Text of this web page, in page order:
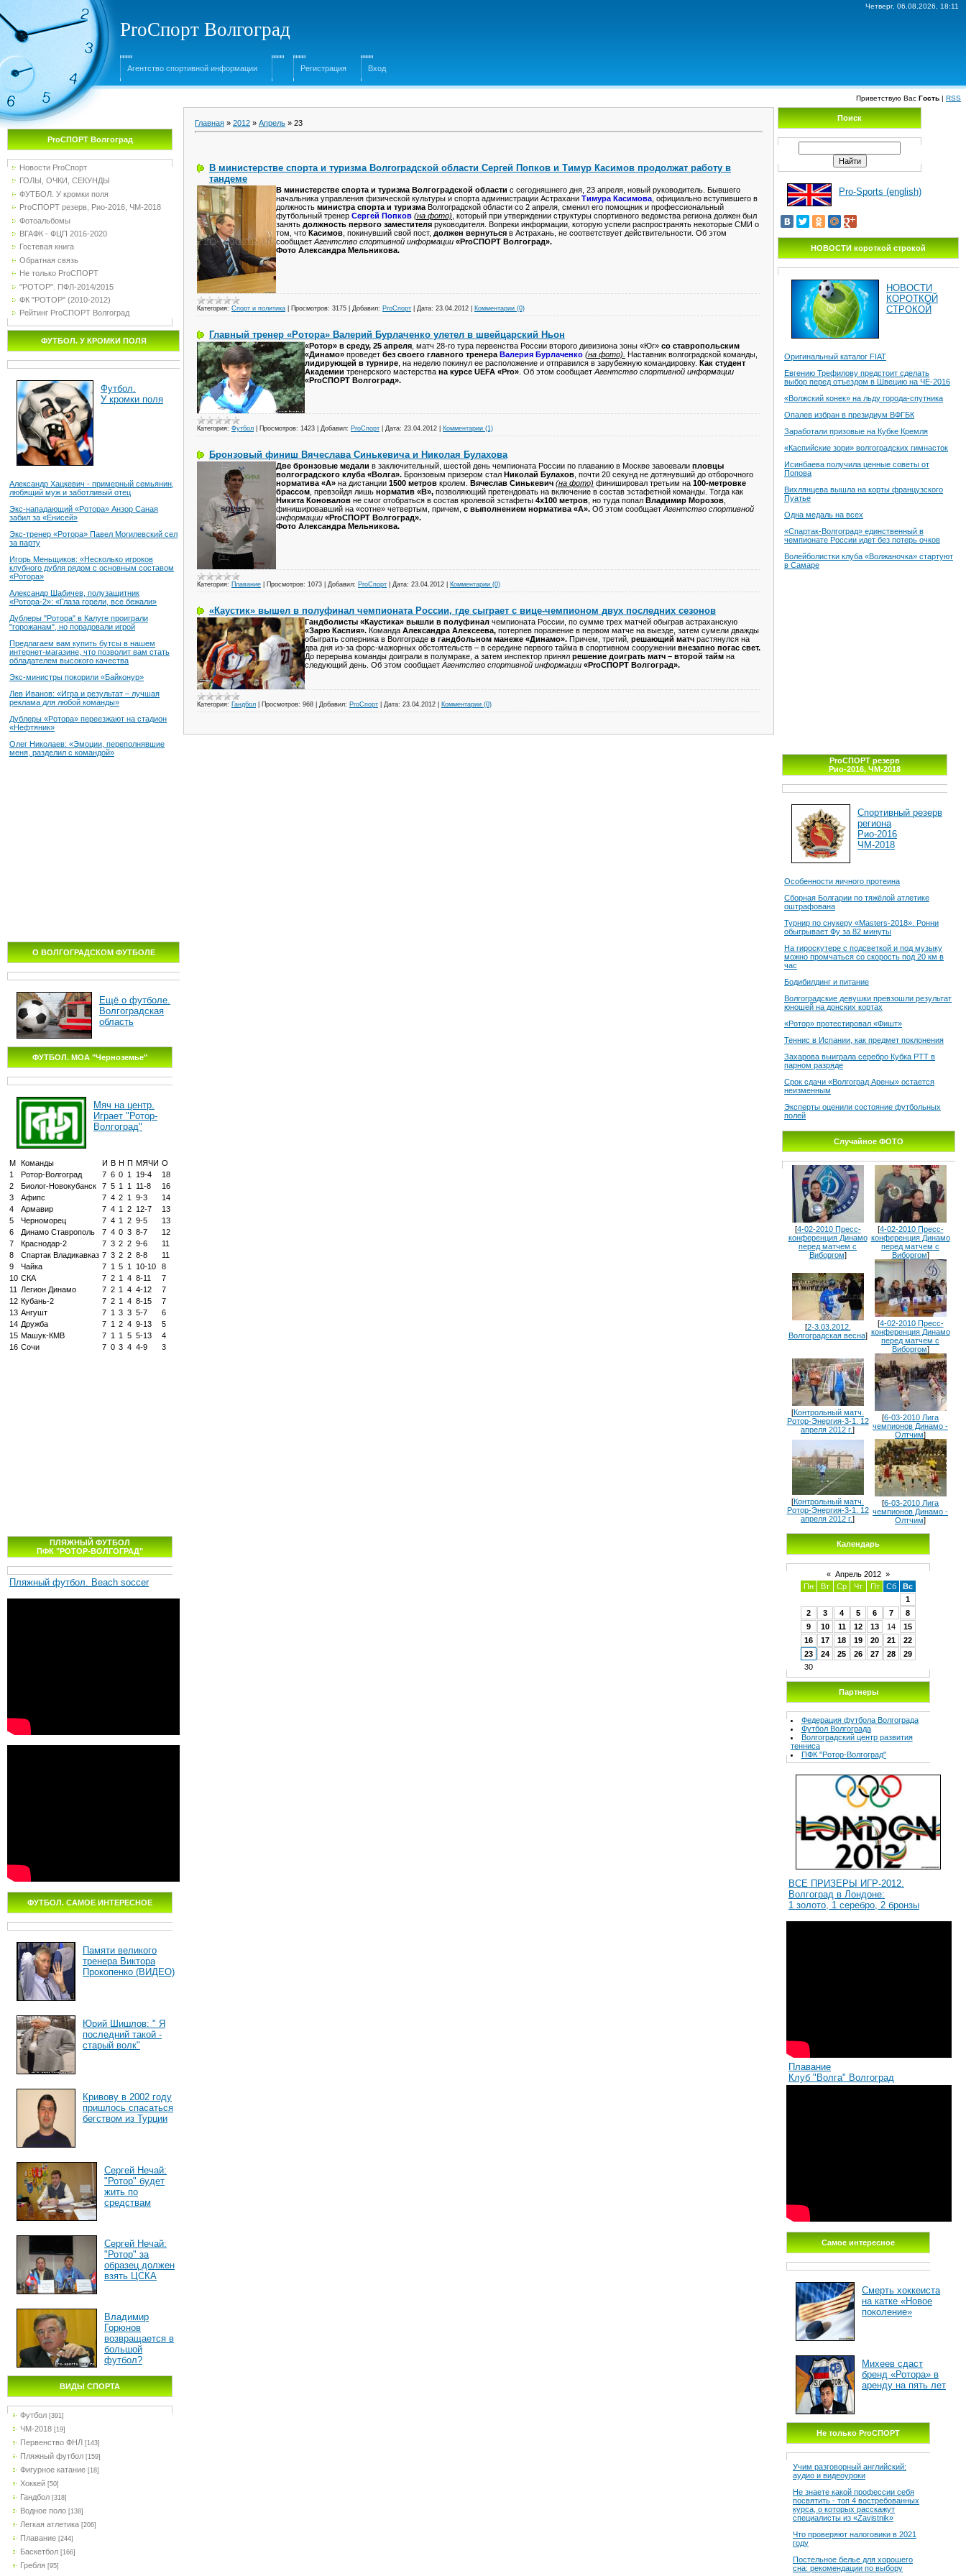
Четверг, 06.08.2026, 18:11
ProСпорт Волгоград
Агентство спортивной информации Регистрация Вход
Приветствую Вас Гость | RSS
ProСПОРТ Волгоград
Новости ProСпорт
ГОЛЫ, ОЧКИ, СЕКУНДЫ
ФУТБОЛ. У кромки поля
ProСПОРТ резерв, Рио-2016, ЧМ-2018
Фотоальбомы
ВГАФК - ФЦП 2016-2020
Гостевая книга
Обратная связь
Не только ProСПОРТ
"РОТОР". ПФЛ-2014/2015
ФК "РОТОР" (2010-2012)
Рейтинг ProСПОРТ Волгоград
ФУТБОЛ. У КРОМКИ ПОЛЯ
Футбол.
У кромки поля
Александр Хацкевич - примерный семьянин,
любящий муж и заботливый отец
Экс-нападающий «Ротора» Анзор Саная
забил за «Енисей»
Экс-тренер «Ротора» Павел Могилевский сел
за парту
Игорь Меньщиков: «Несколько игроков
клубного дубля рядом с основным составом
«Ротора»
Александр Шабичев, полузащитник
«Ротора-2»: «Глаза горели, все бежали»
Дублеры "Ротора" в Калуге проиграли
"горожанам", но порадовали игрой
Предлагаем вам купить бутсы в нашем
интернет-магазине, что позволит вам стать
обладателем высокого качества
Экс-министры покорили «Байконур»
Лев Иванов: «Игра и результат – лучшая
реклама для любой команды»
Дублеры «Ротора» переезжают на стадион
«Нефтяник»
Олег Николаев: «Эмоции, переполнявшие
меня, разделил с командой»
О ВОЛГОГРАДСКОМ ФУТБОЛЕ
Ещё о футболе.
Волгоградская
область
ФУТБОЛ. МОА "Черноземье"
Мяч на центр.
Играет "Ротор-
Волгоград"
М Команды И В Н П МЯЧИ О
1
Ротор-Волгоград 7 6 0 1 19-4
18
2
Биолог-Новокубанск 7 5 1 1 11-8
16
3
Афипс 7 4 2 1 9-3
14
4
Армавир 7 4 1 2 12-7
13
5
Черноморец 7 4 1 2 9-5
13
6
Динамо Ставрополь 7 4 0 3 8-7
12
7
Краснодар-2 7 3 2 2 9-6
11
8
Спартак Владикавказ 7 3 2 2 8-8
11
9
Чайка 7 1 5 1 10-10
8
10 СКА 7 2 1 4 8-11
7
11
Легион Динамо 7 2 1 4 4-12
7
12 Кубань-2 7 2 1 4 8-15
7
13 Ангушт 7 1 3 3 5-7
6
14 Дружба 7 1 2 4 9-13
5
15 Машук-КМВ 7 1 1 5 5-13
4
16 Сочи 7 0 3 4 4-9 3
ПЛЯЖНЫЙ ФУТБОЛ
ПФК "РОТОР-ВОЛГОГРАД"
Пляжный футбол. Beach soccer
ФУТБОЛ. САМОЕ ИНТЕРЕСНОЕ
Памяти великого
тренера Виктора
Прокопенко (ВИДЕО)
Юрий Шишлов: " Я
последний такой -
старый волк"
Кривову в 2002 году
пришлось спасаться
бегством из Турции
Сергей Нечай:
"Ротор" будет
жить по
средствам
Сергей Нечай:
"Ротор" за
образец должен
взять ЦСКА
Владимир
Горюнов
возвращается в
большой
футбол?
ВИДЫ СПОРТА
Футбол [391]
ЧМ-2018 [19]
Первенство ФНЛ [143]
Пляжный футбол [159]
Фигурное катание [18]
Хоккей [50]
Гандбол [318]
Водное поло [138]
Легкая атлетика [206]
Плавание [244]
Баскетбол [166]
Гребля [95]
Главная » 2012 » Апрель » 23
В министерстве спорта и туризма Волгоградской области Сергей Попков и Тимур Касимов продолжат работу в
тандеме
В министерстве спорта и туризма Волгоградской области с сегодняшнего дня, 23 апреля, новый руководитель. Бывшего
начальника управления физической культуры и спорта администрации Астрахани Тимура Касимова , официально вступившего в
должность министра спорта и туризма Волгоградской области со 2 апреля, сменил его помощник и профессиональный
футбольный тренер Сергей Попков (на фото) , который при утверждении структуры спортивного ведомства региона должен был
занять должность первого заместителя руководителя. Вопреки информации, которую успели распространять некоторые СМИ о
том, что Касимов , покинувший свой пост, должен вернуться в Астрахань, не соответствует действительности. Об этом
сообщает Агентство спортивной информации «ProСПОРТ Волгоград».
Фото Александра Мельникова.
Категория: Спорт и политика Просмотров: 3175 Добавил: ProСпорт Дата: 23.04.2012 Комментарии (0)
Главный тренер «Ротора» Валерий Бурлаченко улетел в швейцарский Ньон
«Ротор» в среду, 25 апреля , матч 28-го тура первенства России второго дивизиона зоны «Юг» со ставропольским
«Динамо» проведет без своего главного тренера Валерия Бурлаченко (на фото). Наставник волгоградской команды,
лидирующей в турнире , на неделю покинул ее расположение и отправился в зарубежную командировку. Как студент
Академии тренерского мастерства на курсе UEFA «Pro» . Об этом сообщает Агентство спортивной информации
«ProСПОРТ Волгоград».
Категория: Футбол Просмотров: 1423 Добавил: ProСпорт Дата: 23.04.2012 Комментарии (1)
Бронзовый финиш Вячеслава Синькевича и Николая Булахова
Две бронзовые медали в заключительный, шестой день чемпионата России по плаванию в Москве завоевали пловцы
волгоградского клуба «Волга». Бронзовым призером стал Николай Булахов , почти 20 секунд не дотянувший до отборочного
норматива «А» на дистанции 1500 метров кролем. Вячеслав Синькевич (на фото) финишировал третьим на 100-метровке
брассом , превзойдя лишь норматив «В», позволяющий претендовать на включение в состав эстафетной команды. Тогда как
Никита Коновалов не смог отобраться в состав кролевой эстафеты 4х100 метров , но туда попал Владимир Морозов
финишировавший на «сотне» четвертым, причем, с выполнением норматива «А». Об этом сообщает Агентство спортивной
информации «ProСПОРТ Волгоград».
Фото Александра Мельникова.
Категория: Плавание Просмотров: 1073 Добавил: ProСпорт Дата: 23.04.2012 Комментарии (0)
«Каустик» вышел в полуфинал чемпионата России, где сыграет с вице-чемпионом двух последних сезонов
Гандболисты «Каустика» вышли в полуфинал чемпионата России, по сумме трех матчей обыграв астраханскую
«Зарю Каспия». Команда Александра Алексеева, потерпев поражение в первом матче на выезде, затем сумели дважды
обыграть соперника в Волгограде в гандбольном манеже «Динамо». Причем, третий, решающий матч растянулся на
два дня из-за форс-мажорных обстоятельств – в середине первого тайма в спортивном сооружении внезапно погас свет.
До перерыва команды доиграли в полумраке, а затем инспектор принял решение доиграть матч – второй тайм на
следующий день. Об этом сообщает Агентство спортивной информации «ProСПОРТ Волгоград».
Категория: Гандбол Просмотров: 968 Добавил: ProСпорт Дата: 23.04.2012 Комментарии (0)
Поиск
Pro-Sports (english)
НОВОСТИ короткой строкой
НОВОСТИ
КОРОТКОЙ
СТРОКОЙ
Оригинальный каталог FIAT
Евгению Трефилову предстоит сделать
выбор перед отъездом в Швецию на ЧЕ-2016
«Волжский конек» на льду города-спутника
Опалев избран в президиум ВФГБК
Заработали призовые на Кубке Кремля
«Каспийские зори» волгоградских гимнасток
Исинбаева получила ценные советы от
Попова
Вихлянцева вышла на корты французского
Пуатье
Одна медаль на всех
«Спартак-Волгоград» единственный в
чемпионате России идет без потерь очков
Волейболистки клуба «Волжаночка» стартуют
в Самаре
ProСПОРТ резерв
Рио-2016, ЧМ-2018
Спортивный резерв
региона
Рио-2016
ЧМ-2018
Особенности яичного протеина
Сборная Болгарии по тяжёлой атлетике
оштрафована
Турнир по снукеру «Masters-2018». Ронни
обыгрывает Фу за 82 минуты
На гироскутере с подсветкой и под музыку
можно промчаться со скорость под 20 км в
час
Бодибилдинг и питание
Волгоградские девушки превзошли результат
юношей на донских кортах
«Ротор» протестировал «Фишт»
Теннис в Испании, как предмет поклонения
Захарова выиграла серебро Кубка РТТ в
парном разряде
Срок сдачи «Волгоград Арены» остается
неизменным
Эксперты оценили состояние футбольных
полей
Случайное ФОТО
[4-02-2010 Пресс-
конференция Динамо
перед матчем с
Виборгом]
[4-02-2010 Пресс-
конференция Динамо
перед матчем с
Виборгом]
[2-3.03.2012.
Волгоградская весна]
[4-02-2010 Пресс-
конференция Динамо
перед матчем с
Виборгом]
[Контрольный матч.
Ротор-Энергия-3-1. 12
апреля 2012 г.]
[6-03-2010 Лига
чемпионов Динамо -
Олтчим]
[Контрольный матч.
Ротор-Энергия-3-1. 12
апреля 2012 г.]
[6-03-2010 Лига
чемпионов Динамо -
Олтчим]
Календарь
« Апрель 2012 »
Пн
Вт Ср Чт Пт Сб
Вс
1
2
3 4 5 6 7
8
9
10 11 12 13 14
15
16
17 18 19 20 21
22
23
24 25 26 27 28
29
30
Партнеры
Федерация футбола Волгограда
Футбол Волгограда
Волгоградcкий центр развития
тенниса
ПФК "Ротор-Волгоград"
ВСЕ ПРИЗЕРЫ ИГР-2012.
Волгоград в Лондоне:
1 золото, 1 серебро, 2 бронзы
Плавание
Клуб "Волга" Волгоград
Самое интересное
Смерть хоккеиста
на катке «Новое
поколение»
Михеев сдаст
бренд «Ротора» в
аренду на пять лет
Не только ProСПОРТ
Учим разговорный английский:
аудио и видеоуроки
Не знаете какой профессии себя
посвятить - топ 4 востребованных
курса, о которых расскажут
специалисты из «Zavistnik»
Что проверяют налоговики в 2021
году
Постельное белье для хорошего
сна: рекомендации по выбору